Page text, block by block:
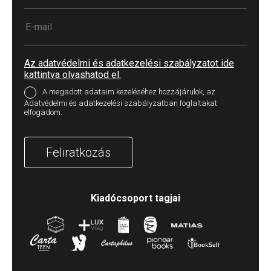
Az adatvédelmi és adatkezelési szabályzatot ide
kattintva olvashatod el.
A megadott adataim kezeléséhez hozzájárulok, az
Adatvédelmi és adatkezelési szabályzatban foglaltakat
elfogadom.
Feliratkozás
Kiadócsoport tagjai